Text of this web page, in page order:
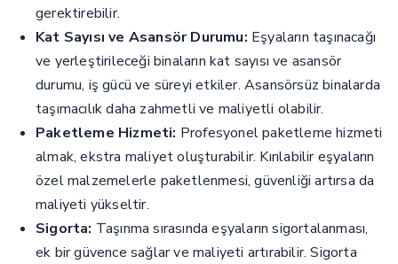
gerektirebilir.
Kat Sayısı ve Asansör Durumu: Eşyaların taşınacağı
ve yerleştirileceği binaların kat sayısı ve asansör
durumu, iş gücü ve süreyi etkiler. Asansörsüz binalarda
taşımacılık daha zahmetli ve maliyetli olabilir.
Paketleme Hizmeti: Profesyonel paketleme hizmeti
almak, ekstra maliyet oluşturabilir. Kırılabilir eşyaların
özel malzemelerle paketlenmesi, güvenliği artırsa da
maliyeti yükseltir.
Sigorta: Taşınma sırasında eşyaların sigortalanması,
ek bir güvence sağlar ve maliyeti artırabilir. Sigorta